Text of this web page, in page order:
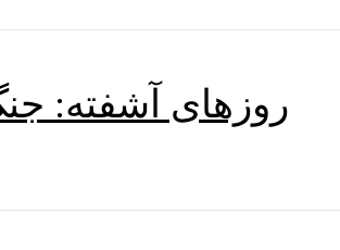
روزهای آشفته: